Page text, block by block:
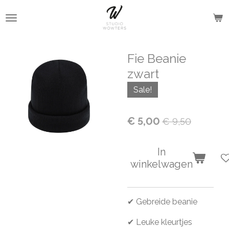
direct
hoofdinhoud
Fie Beanie
zwart
Sale!
€ 5,00 € 9,50
In
winkelwagen
✔ Gebreide beanie
✔ Leuke kleurtjes